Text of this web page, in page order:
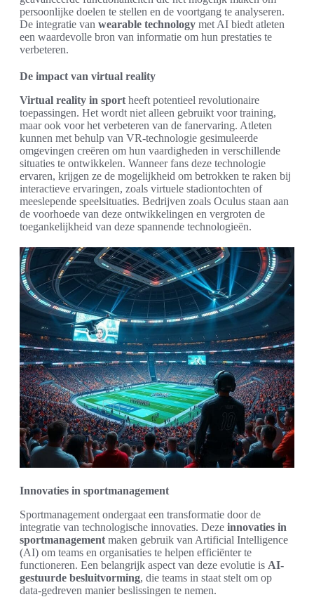
persoonlijke doelen te stellen en de voortgang te analyseren.
De integratie van wearable technology met AI biedt atleten
een waardevolle bron van informatie om hun prestaties te
verbeteren.
De impact van virtual reality
Virtual reality in sport heeft potentieel revolutionaire
toepassingen. Het wordt niet alleen gebruikt voor training,
maar ook voor het verbeteren van de fanervaring. Atleten
kunnen met behulp van VR-technologie gesimuleerde
omgevingen creëren om hun vaardigheden in verschillende
situaties te ontwikkelen. Wanneer fans deze technologie
ervaren, krijgen ze de mogelijkheid om betrokken te raken bij
interactieve ervaringen, zoals virtuele stadiontochten of
meeslepende speelsituaties. Bedrijven zoals Oculus staan aan
de voorhoede van deze ontwikkelingen en vergroten de
toegankelijkheid van deze spannende technologieën.
Innovaties in sportmanagement
Sportmanagement ondergaat een transformatie door de
integratie van technologische innovaties. Deze innovaties in
sportmanagement maken gebruik van Artificial Intelligence
(AI) om teams en organisaties te helpen efficiënter te
functioneren. Een belangrijk aspect van deze evolutie is AI-
gestuurde besluitvorming, die teams in staat stelt om op
data-gedreven manier beslissingen te nemen.